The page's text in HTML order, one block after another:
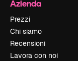
Azienda
Prezzi
Chi siamo
Recensioni
Lavora con noi